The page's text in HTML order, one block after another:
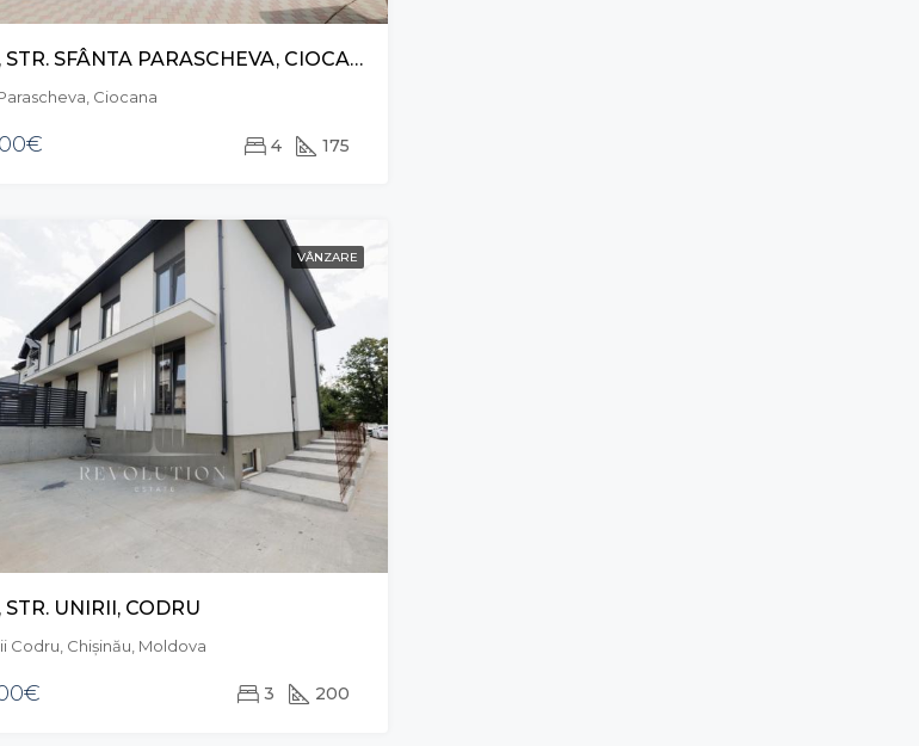
CASĂ, STR. SFÂNTA PARASCHEVA, CIOCANA
Ciocana
4 175
VÂNZARE
STR. UNIRII, CODRU
Codru, Chișinău, Moldova
3 200